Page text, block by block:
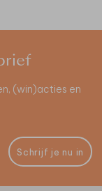
(win)acties en
Schrijf je nu in